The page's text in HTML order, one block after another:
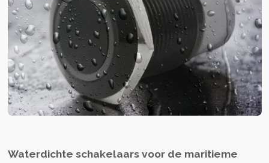
Waterdichte schakelaars voor de maritieme